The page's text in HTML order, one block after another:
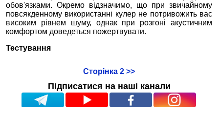
обов'язками. Окремо відзначимо, що при звичайному
повсякденному використанні кулер не потривожить вас
високим рівнем шуму, однак при розгоні акустичним
комфортом доведеться пожертвувати.
Тестування
Сторінка 2 >>
Підписатися на наші канали